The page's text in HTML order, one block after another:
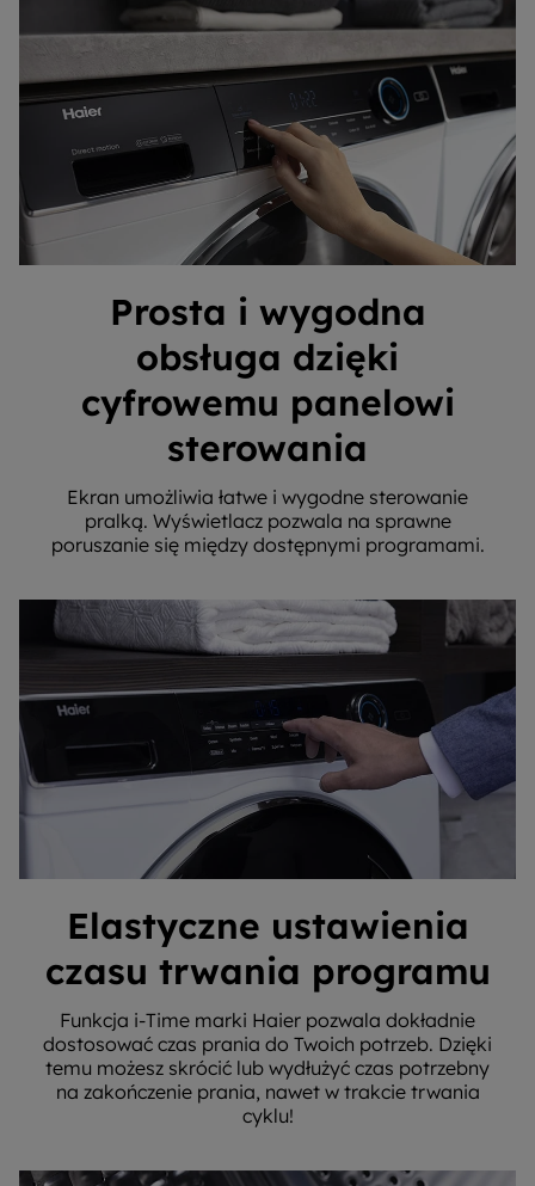
Prosta i wygodna
obsługa dzięki
cyfrowemu panelowi
sterowania
Ekran umożliwia łatwe i wygodne sterowanie
pralką. Wyświetlacz pozwala na sprawne
poruszanie się między dostępnymi programami.
Elastyczne ustawienia
czasu trwania programu
Funkcja i-Time marki Haier pozwala dokładnie
dostosować czas prania do Twoich potrzeb. Dzięki
temu możesz skrócić lub wydłużyć czas potrzebny
na zakończenie prania, nawet w trakcie trwania
cyklu!